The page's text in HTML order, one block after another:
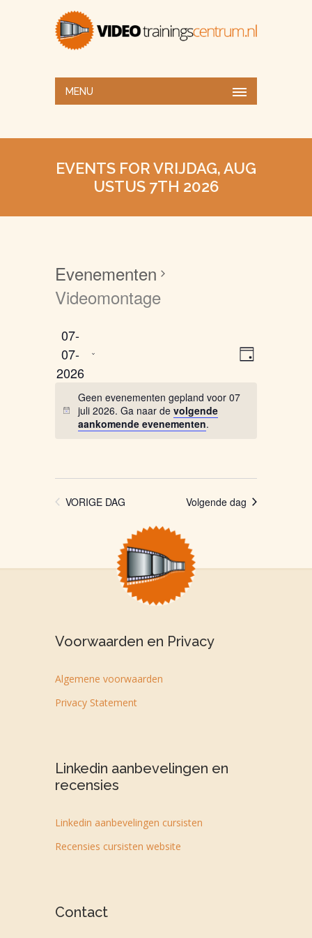
MENU
EVENTS FOR VRIJDAG, AUG
USTUS 7TH 2026
Evenementen
Videomontage
Weergaven
DAG
07-
07-
2026
Selecteer
een
datum.
Geen evenementen gepland voor 07
juli 2026. Ga naar de volgende
aankomende evenementen.
VORIGE DAG Volgende dag
Voorwaarden en Privacy
Algemene voorwaarden
Privacy Statement
Linkedin aanbevelingen en
recensies
Linkedin aanbevelingen cursisten
Recensies cursisten website
Contact